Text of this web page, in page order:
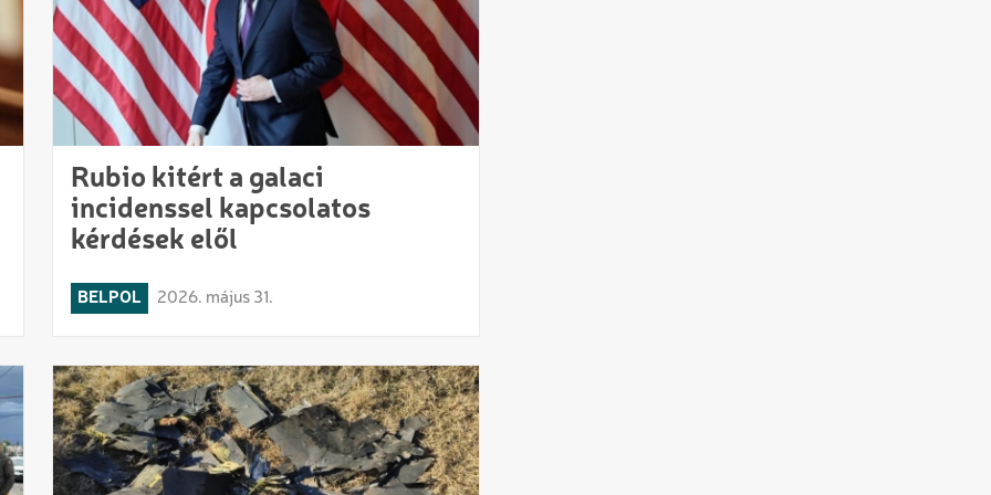
Rubio kitért a galaci
incidenssel kapcsolatos
kérdések elől
BELPOL 2026. május 31.